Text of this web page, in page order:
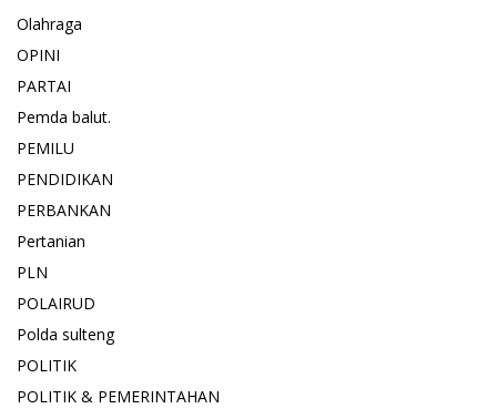
Olahraga
OPINI
PARTAI
Pemda balut.
PEMILU
PENDIDIKAN
PERBANKAN
Pertanian
PLN
POLAIRUD
Polda sulteng
POLITIK
POLITIK & PEMERINTAHAN